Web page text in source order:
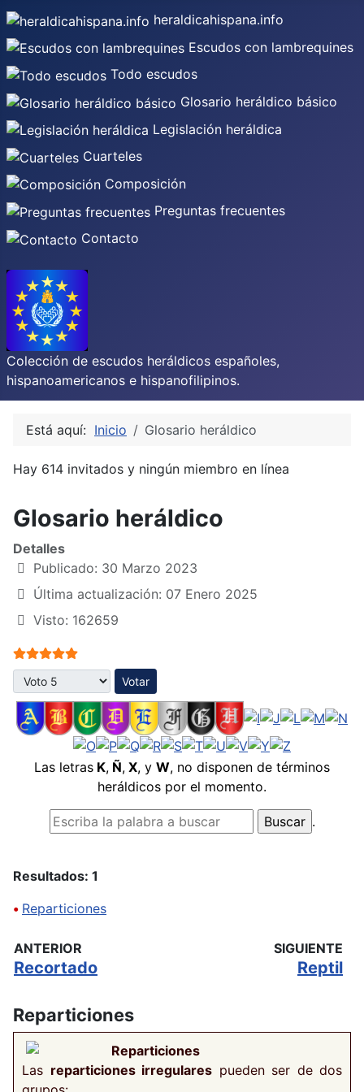
heraldicahispana.info
Escudos con lambrequines
Todo escudos
Glosario heráldico básico
Legislación heráldica
Cuarteles
Composición
Preguntas frecuentes
Contacto
Colección de escudos heráldicos españoles,
hispanoamericanos e hispanofilipinos.
Está aquí: Inicio Glosario heráldico
Hay 614 invitados y ningún miembro en línea
Glosario heráldico
Detalles
Publicado: 30 Marzo 2023
Última actualización: 07 Enero 2025
Visto: 162659
Ratio:5/5
Por favor, vote
Las letras K, Ñ, X, y W, no disponen de términos
heráldicos por el momento.
.
Resultados: 1
• Reparticiones
ANTERIOR
Recortado
SIGUIENTE
Reptil
Reparticiones
Reparticiones
Las reparticiones irregulares pueden ser de dos